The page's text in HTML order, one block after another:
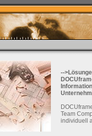
--
Team
individuell